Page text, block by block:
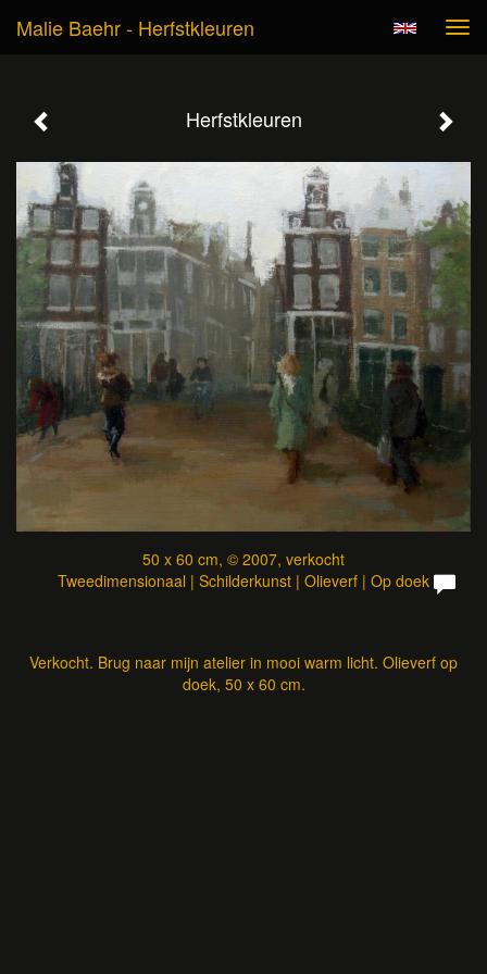
Malie Baehr - Herfstkleuren
Herfstkleuren
50 x 60 cm, © 2007, verkocht
Tweedimensionaal | Schilderkunst | Olieverf | Op doek
Verkocht. Brug naar mijn atelier in mooi warm licht. Olieverf op
doek, 50 x 60 cm.